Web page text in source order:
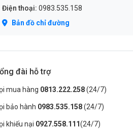
Điện thoại: 0983.535.158
Bản đồ chỉ đường
đài hỗ trợ
mua hàng 0813.222.258(24/7)
bảo hành 0983.535.158(24/7)
khiếu nại 0927.558.111(24/7)